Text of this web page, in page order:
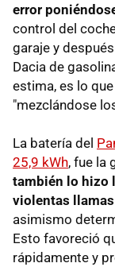
error
control del
garaje y
Dacia de
estima, es lo
"mezclándose
La batería del
25,9 kWh, fue la
también lo hizo
violentas llamas
asimismo
Esto favoreció
rápidamente y